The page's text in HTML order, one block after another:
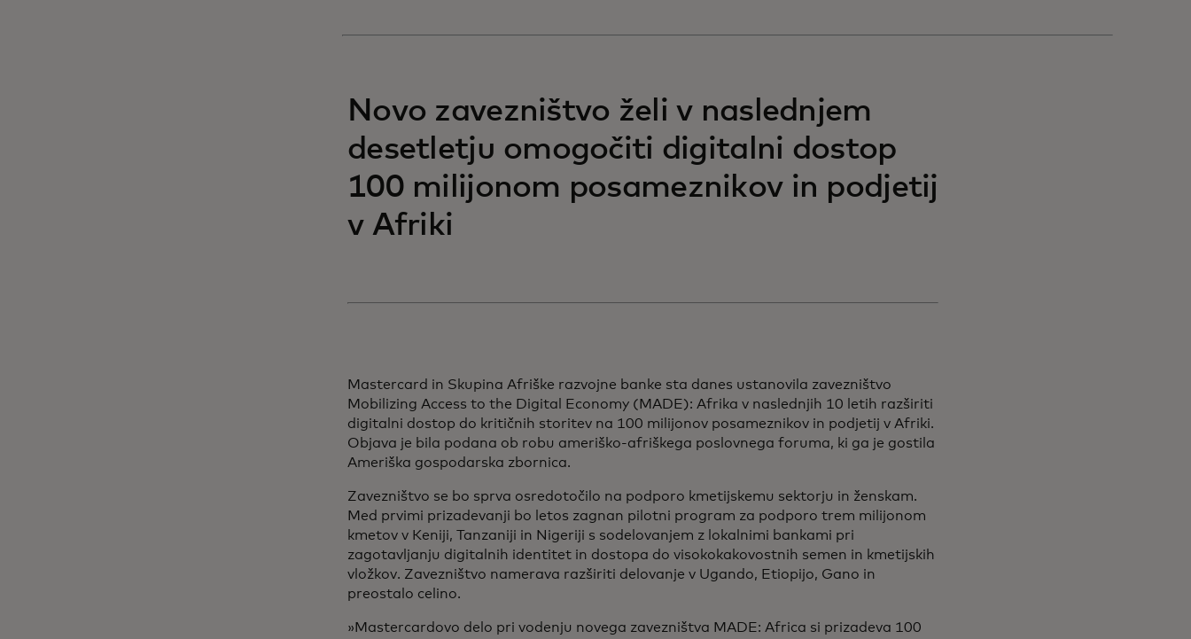
Novo zavezništvo želi v naslednjem
desetletju omogočiti digitalni dostop
100 milijonom posameznikov in podjetij
v Afriki
Mastercard in Skupina Afriške razvojne banke sta danes ustanovila zavezništvo
Mobilizing Access to the Digital Economy (MADE): Afrika v naslednjih 10 letih razširiti
digitalni dostop do kritičnih storitev na 100 milijonov posameznikov in podjetij v Afriki.
Objava je bila podana ob robu ameriško-afriškega poslovnega foruma, ki ga je gostila
Ameriška gospodarska zbornica.
Zavezništvo se bo sprva osredotočilo na podporo kmetijskemu sektorju in ženskam.
Med prvimi prizadevanji bo letos zagnan pilotni program za podporo trem milijonom
kmetov v Keniji, Tanzaniji in Nigeriji s sodelovanjem z lokalnimi bankami pri
zagotavljanju digitalnih identitet in dostopa do visokokakovostnih semen in kmetijskih
vložkov. Zavezništvo namerava razširiti delovanje v Ugando, Etiopijo, Gano in
preostalo celino.
»Mastercardovo delo pri vodenju novega zavezništva MADE: Africa si prizadeva 100